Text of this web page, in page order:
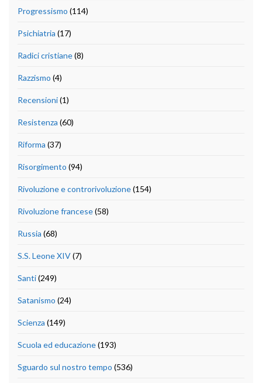
Progressismo (114)
Psichiatria (17)
Radici cristiane(8)
Razzismo (4)
Recensioni(1)
Resistenza (60)
Riforma (37)
Risorgimento (94)
Rivoluzione e controrivoluzione(154)
Rivoluzione francese(58)
Russia (68)
S.S. Leone XIV(7)
Santi(249)
Satanismo (24)
Scienza (149)
Scuola ed educazione(193)
Sguardo sul nostro tempo (536)